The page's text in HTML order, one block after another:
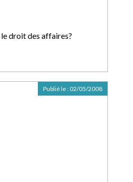
droit des affaires?
Publié le : 02/05/2008